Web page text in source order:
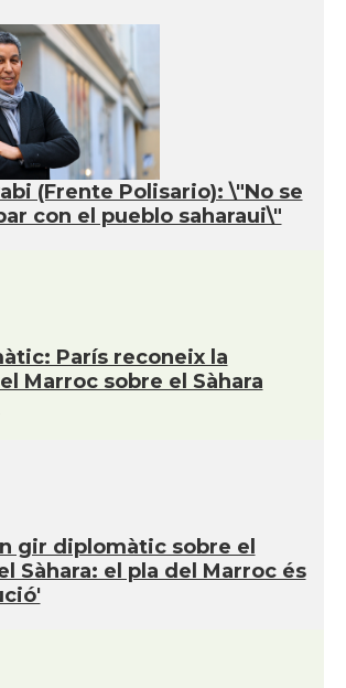
(Frente Polisario): \"No se
con el pueblo saharaui\"
Parí­s reconeix la
Marroc sobre el Sàhara
gir diplomàtic sobre el
Sàhara: el pla del Marroc és